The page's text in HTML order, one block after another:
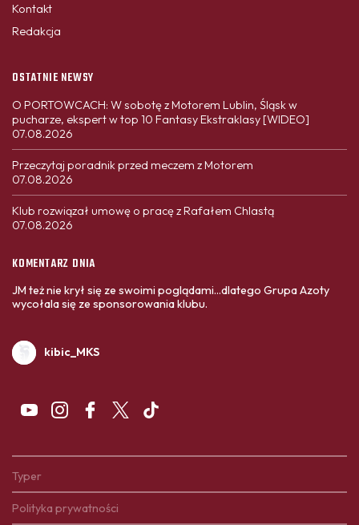
Kontakt
Redakcja
OSTATNIE NEWSY
O PORTOWCACH: W sobotę z Motorem Lublin, Śląsk w
pucharze, ekspert w top 10 Fantasy Ekstraklasy [WIDEO]
07.08.2026
Przeczytaj poradnik przed meczem z Motorem
07.08.2026
Klub rozwiązał umowę o pracę z Rafałem Chlastą
07.08.2026
KOMENTARZ DNIA
JM też nie krył się ze swoimi poglądami...dlatego Grupa Azoty
wycołala się ze sponsorowania klubu.
kibic_MKS
Typer
Polityka prywatności